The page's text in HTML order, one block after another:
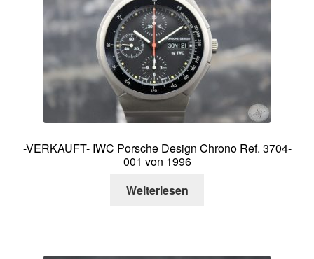
-VERKAUFT- IWC Porsche Design Chrono Ref. 3704-
001 von 1996
Weiterlesen